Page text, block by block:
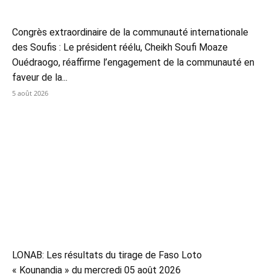
Congrès extraordinaire de la communauté internationale
des Soufis : Le président réélu, Cheikh Soufi Moaze
Ouédraogo, réaffirme l’engagement de la communauté en
faveur de la...
5 août 2026
LONAB: Les résultats du tirage de Faso Loto
« Kounandia » du mercredi 05 août 2026